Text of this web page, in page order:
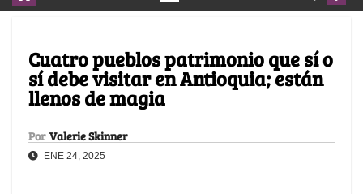
Cuatro pueblos patrimonio que sí o
sí debe visitar en Antioquia; están
llenos de magia
Por Valerie Skinner
ENE 24, 2025